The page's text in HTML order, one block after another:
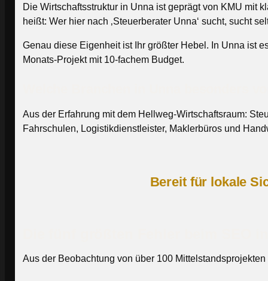
Die Wirtschaftsstruktur in Unna ist geprägt von KMU mit
heißt: Wer hier nach ‚Steuerberater Unna‘ sucht, sucht
Genau diese Eigenheit ist Ihr größter Hebel. In Unna ist
Monats-Projekt mit 10-fachem Budget.
Aus der Erfahrung mit dem Hellweg-Wirtschaftsraum:
Fahrschulen, Logistikdienstleister, Maklerbüros und
Bereit für lokale
Aus der Beobachtung von über 100